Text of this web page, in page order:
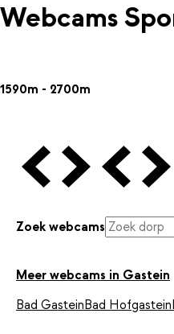
Webcams
1590m - 2700m
Vorige Webcam
Volgende Webcam
Vorige
Zoek webcams
Meer webcams in Gastein
Bad GasteinBad Hofgastein